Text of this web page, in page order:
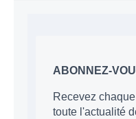
ABONNEZ-
Recevez
toute l'actualité